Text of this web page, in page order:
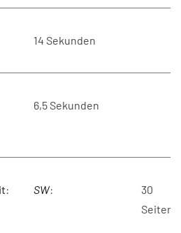
14 Sekunden
6,5 Sekunden
: SW:
30
Seiten/